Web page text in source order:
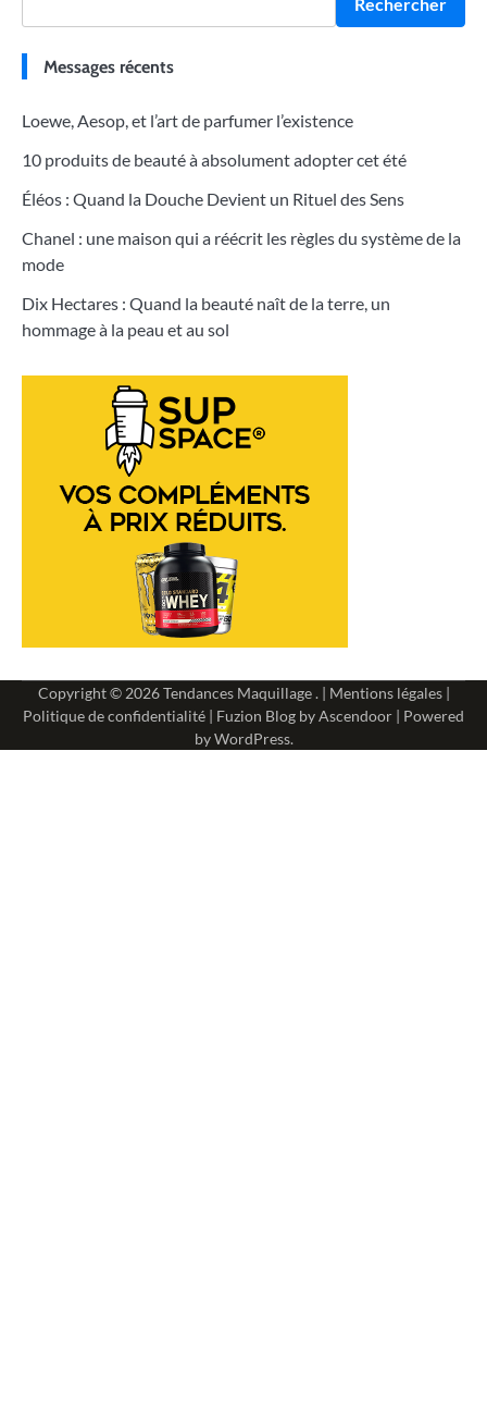
Rechercher
Messages récents
Loewe, Aesop, et l’art de parfumer l’existence
10 produits de beauté à absolument adopter cet été
Éléos : Quand la Douche Devient un Rituel des Sens
Chanel : une maison qui a réécrit les règles du système de la
mode
Dix Hectares : Quand la beauté naît de la terre, un
hommage à la peau et au sol
Copyright © 2026Tendances Maquillage. | Mentions légales|
Politique de confidentialité | Fuzion Blog byAscendoor | Powered
byWordPress.